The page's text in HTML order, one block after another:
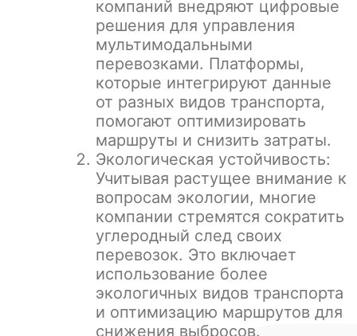
компаний внедряют цифровые
решения для управления
мультимодальными
перевозками. Платформы,
которые интегрируют данные
от разных видов транспорта,
помогают оптимизировать
маршруты и снизить затраты.
Экологическая устойчивость:
Учитывая растущее внимание к
вопросам экологии, многие
компании стремятся сократить
углеродный след своих
перевозок. Это включает
использование более
экологичных видов транспорта
и оптимизацию маршрутов для
снижения выбросов.